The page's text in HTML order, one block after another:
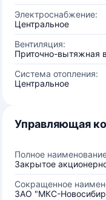
Электроснабжение:
Центральное
Вентиляция:
Приточно-вытяжная
Система отопления:
Центральное
Управляющая
Полное
Закрытое
Сокращенное
ЗАО "МКС-